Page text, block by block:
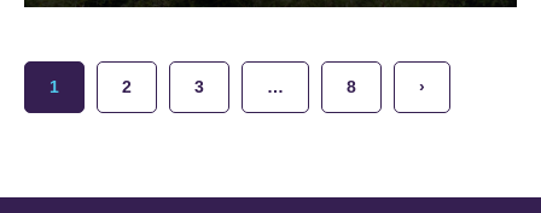
1 2 3 … 8 ›